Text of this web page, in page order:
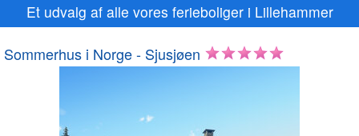
Et udvalg af alle vores ferieboliger i Lillehammer
Sommerhus i Norge - Sjusjøen